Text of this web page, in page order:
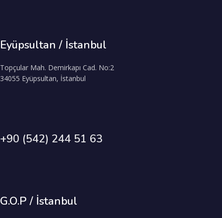
Eyüpsultan / İstanbul
Topçular Mah. Demirkapı Cad. No:2
34055 Eyüpsultan, İstanbul
+90 (542) 244 51 63
G.O.P / İstanbul